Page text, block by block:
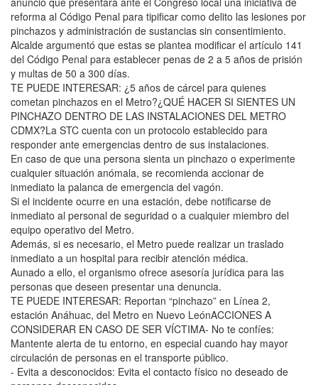
reforma al Código Penal para tipificar como delito las lesiones por
pinchazos y administración de sustancias sin consentimiento.
Alcalde argumentó que estas se plantea modificar el artículo 141
del Código Penal para establecer penas de 2 a 5 años de prisión
y multas de 50 a 300 días.
TE PUEDE INTERESAR: ¿5 años de cárcel para quienes
cometan pinchazos en el Metro?¿QUÉ HACER SI SIENTES UN
PINCHAZO DENTRO DE LAS INSTALACIONES DEL METRO
CDMX?La STC cuenta con un protocolo establecido para
responder ante emergencias dentro de sus instalaciones.
En caso de que una persona sienta un pinchazo o experimente
cualquier situación anómala, se recomienda accionar de
inmediato la palanca de emergencia del vagón.
Si el incidente ocurre en una estación, debe notificarse de
inmediato al personal de seguridad o a cualquier miembro del
equipo operativo del Metro.
Además, si es necesario, el Metro puede realizar un traslado
inmediato a un hospital para recibir atención médica.
Aunado a ello, el organismo ofrece asesoría jurídica para las
personas que deseen presentar una denuncia.
TE PUEDE INTERESAR: Reportan “pinchazo” en Línea 2,
estación Anáhuac, del Metro en Nuevo LeónACCIONES A
CONSIDERAR EN CASO DE SER VÍCTIMA- No te confíes:
Mantente alerta de tu entorno, en especial cuando hay mayor
circulación de personas en el transporte público.
- Evita a desconocidos: Evita el contacto físico no deseado de